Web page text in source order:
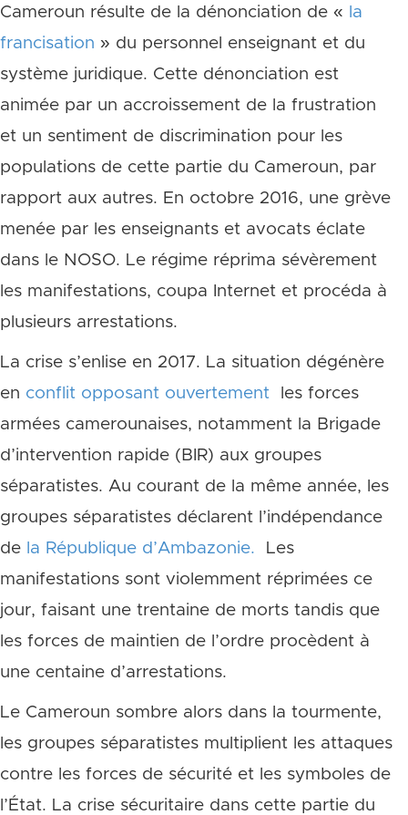
Cameroun résulte de la dénonciation de «
la
francisation » du personnel enseignant et du
système juridique. Cette dénonciation est
animée par un accroissement de la frustration
et un sentiment de discrimination pour les
populations de cette partie du Cameroun, par
rapport aux autres. En octobre 2016, une grève
menée par les enseignants et avocats éclate
dans le NOSO. Le régime réprima sévèrement
les manifestations, coupa Internet et procéda à
plusieurs arrestations.
La crise s’enlise en 2017. La situation dégénère
en conflit opposant ouvertement
les forces
armées camerounaises, notamment la Brigade
d’intervention rapide (BIR) aux groupes
séparatistes. Au courant de la même année, les
groupes séparatistes déclarent l’indépendance
de la République d’Ambazonie. Les
manifestations sont violemment réprimées ce
jour, faisant une trentaine de morts tandis que
les forces de maintien de l’ordre procèdent à
une centaine d’arrestations.
Le Cameroun sombre alors dans la tourmente,
les groupes séparatistes multiplient les attaques
contre les forces de sécurité et les symboles de
l’État. La crise sécuritaire dans cette partie du